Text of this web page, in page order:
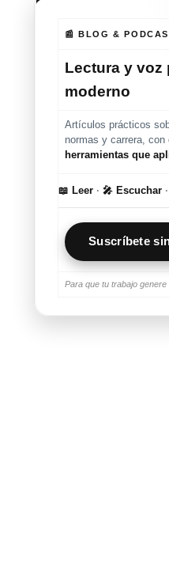
📰 BLOG &
Lectura y voz
moderno
Artículos prácticos
normas y carrera,
herramientas que
📖 Leer · 🎤 Escuchar ·
Suscríbete
Para que tu trabajo genere